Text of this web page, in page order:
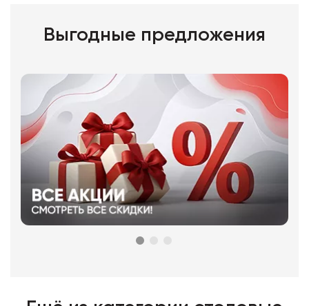
Выгодные предложения